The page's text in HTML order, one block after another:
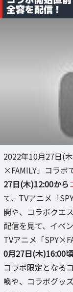
全容を配信！
2022年10月27日(
×FAMILY」コラボ
27日(木)12:00から
て、TVアニメ「
開や、コラボクエ
配信を見て、イベ
TVアニメ「
0月27日(木)16:00
コラボ限定となる
喚や、コラボグッ